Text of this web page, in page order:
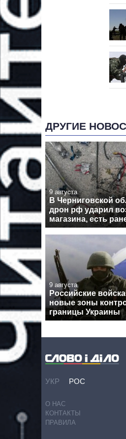
ДРУГИЕ
9 августа
В Черниговской
дрон рф ударил
магазина, есть
9 августа
Российские
новые зоны
границы Украины
УКР РОС
О НАС
КОНТАКТЫ
ПРАВИЛА